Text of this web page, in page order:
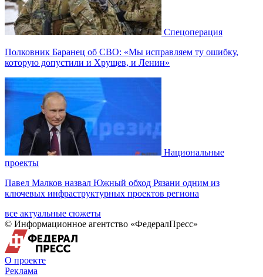
Спецоперация
Полковник Баранец об СВО: «Мы исправляем ту ошибку,
которую допустили и Хрущев, и Ленин»
Национальные
проекты
Павел Малков назвал Южный обход Рязани одним из
ключевых инфраструктурных проектов региона
все актуальные сюжеты
© Информационное агентство «ФедералПресс»
О проекте
Реклама